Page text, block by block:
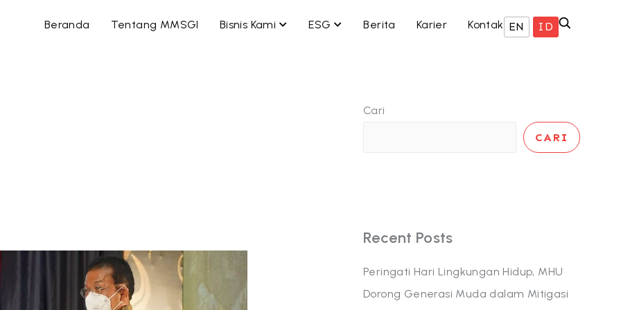
Beranda Tentang MMSGI Bisnis Kami OPEN BISNIS KAMI
ESG OPEN ESG
Berita Karier Kontak EN ID
Cari
CARI
Recent Posts
Peringati Hari Lingkungan Hidup, MHU
Dorong Generasi Muda dalam Mitigasi